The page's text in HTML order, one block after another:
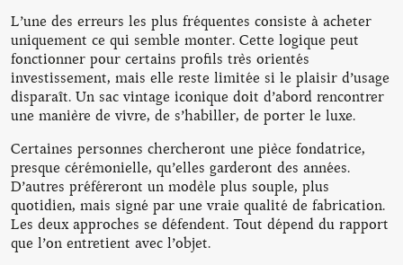
L’une des erreurs les plus fréquentes consiste à acheter
uniquement ce qui semble monter. Cette logique peut
fonctionner pour certains profils très orientés
investissement, mais elle reste limitée si le plaisir d’usage
disparaît. Un sac vintage iconique doit d’abord rencontrer
une manière de vivre, de s’habiller, de porter le luxe.
Certaines personnes chercheront une pièce fondatrice,
presque cérémonielle, qu’elles garderont des années.
D’autres préféreront un modèle plus souple, plus
quotidien, mais signé par une vraie qualité de fabrication.
Les deux approches se défendent. Tout dépend du rapport
que l’on entretient avec l’objet.